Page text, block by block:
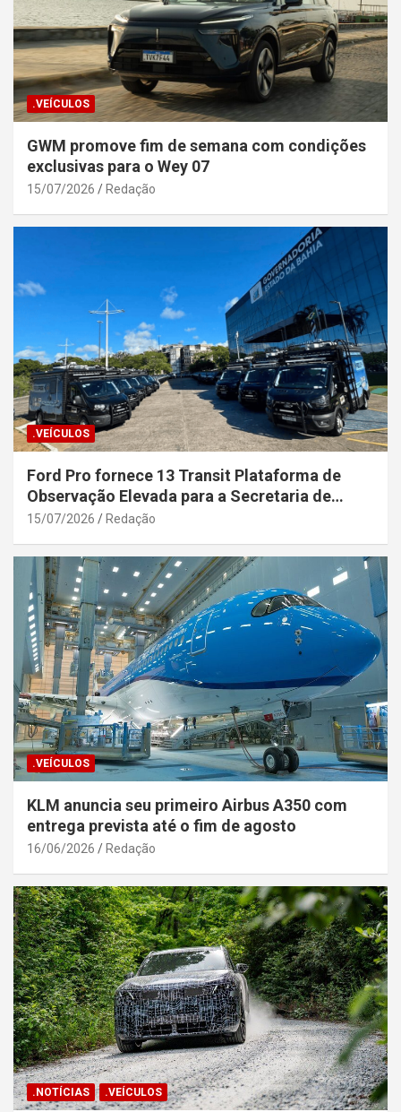
.VEÍCULOS
GWM promove fim de semana com condições
exclusivas para o Wey 07
15/07/2026 Redação
.VEÍCULOS
Ford Pro fornece 13 Transit Plataforma de
Observação Elevada para a Secretaria de
Segurança Pública da Bahia
15/07/2026 Redação
.VEÍCULOS
KLM anuncia seu primeiro Airbus A350 com
entrega prevista até o fim de agosto
16/06/2026 Redação
.NOTÍCIAS .VEÍCULOS